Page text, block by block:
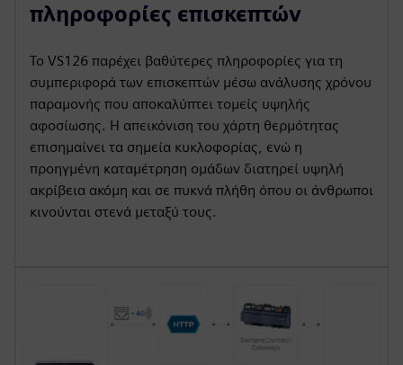
πληροφορίες επισκεπτών
Το VS126 παρέχει βαθύτερες πληροφορίες για τη
συμπεριφορά των επισκεπτών μέσω ανάλυσης χρόνου
παραμονής που αποκαλύπτει τομείς υψηλής
αφοσίωσης. Η απεικόνιση του χάρτη θερμότητας
επισημαίνει τα σημεία κυκλοφορίας, ενώ η
προηγμένη καταμέτρηση ομάδων διατηρεί υψηλή
ακρίβεια ακόμη και σε πυκνά πλήθη όπου οι άνθρωποι
κινούνται στενά μεταξύ τους.